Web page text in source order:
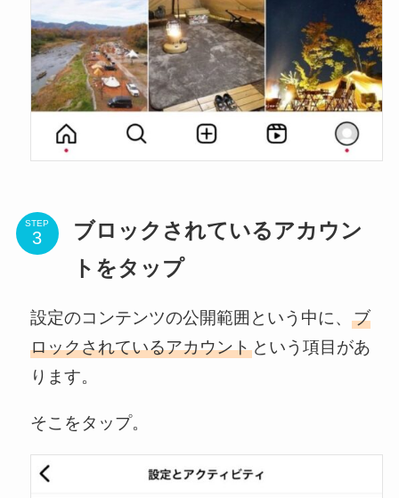
STEP
ブロックされているアカウン
トをタップ
設定のコンテンツの公開範囲という中に、 ブ
ロックされているアカウントという項目があ
ります。
そこをタップ。